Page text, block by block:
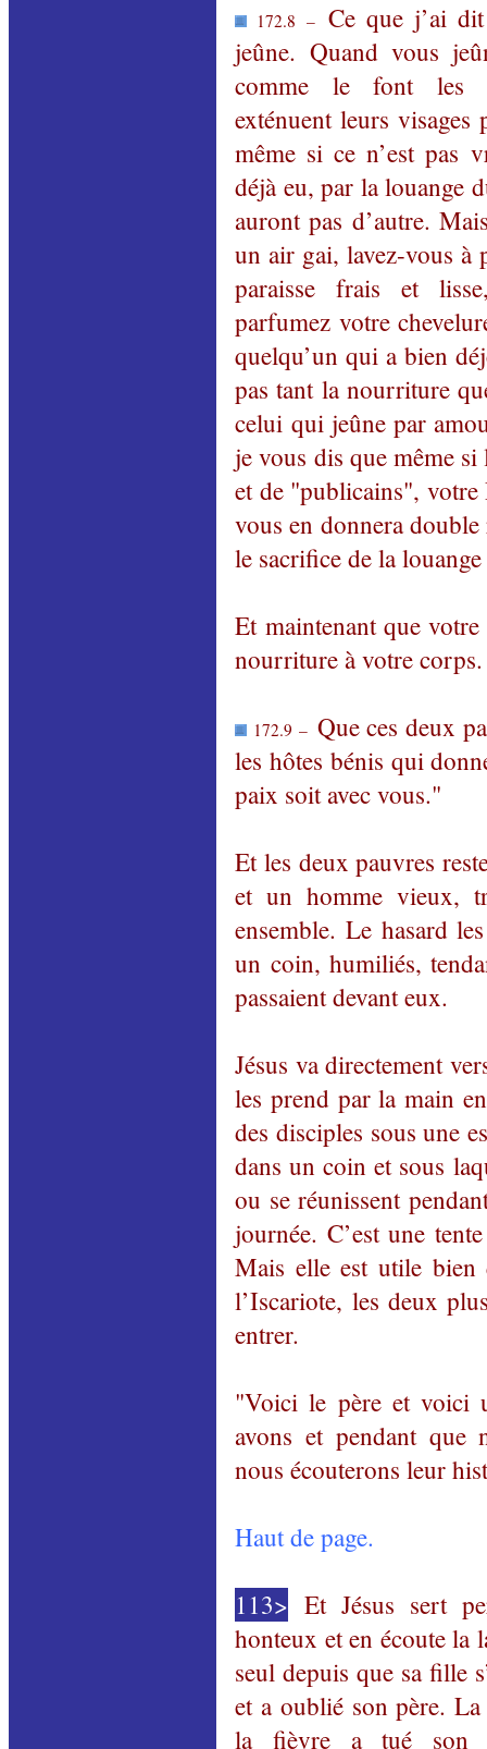
172.8 –Ce que j’ai
jeûne. Quand vous
comme le font les
exténuent leurs
même si ce n’est pas
déjà eu, par la louange
auront pas d’autre.
un air gai,lavez-vous à
paraisse frais et
parfumez votre
quelqu’un qui a bien
pas tant la nourriture
celui qui jeûne par
je vous dis que même
et de "publicains", votre
vous en donnera
le sacrifice de la
Et maintenant que
nourriture à votre corps.
172.9 –Que ces deux
les hôtes bénis qui
paix soit avec vous."
Et les deux pauvres
et un homme vieux,
ensemble. Le hasard
un coin, humiliés,
passaient devant eux.
Jésus va directement
les prend par la main
des disciples sous une
dans un coin et sous
ou se réunissent
journée. C’est une
Mais elle est utile bien
l’Iscariote, les deux
entrer.
"Voici le père et voici
avons et pendant que
nous écouterons leur
Haut de page.
113> Et Jésus sert
honteux et en écoute la
seul depuis que sa fille
et a oublié son père.
la fièvre a tué son